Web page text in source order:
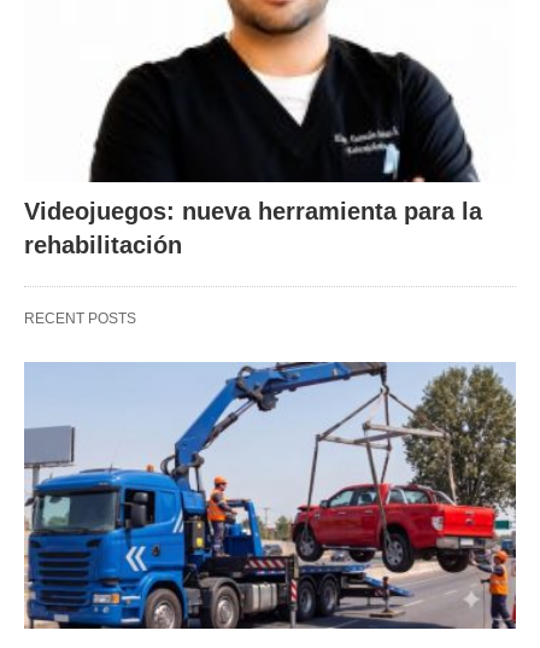
Videojuegos: nueva herramienta para la
rehabilitación
RECENT POSTS